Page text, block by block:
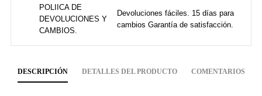
POLIICA DE
DEVOLUCIONES Y
CAMBIOS.
Devoluciones fáciles. 15 días para
cambios Garantía de satisfacción.
DESCRIPCIÓN DETALLES DEL PRODUCTO COMENTARIOS